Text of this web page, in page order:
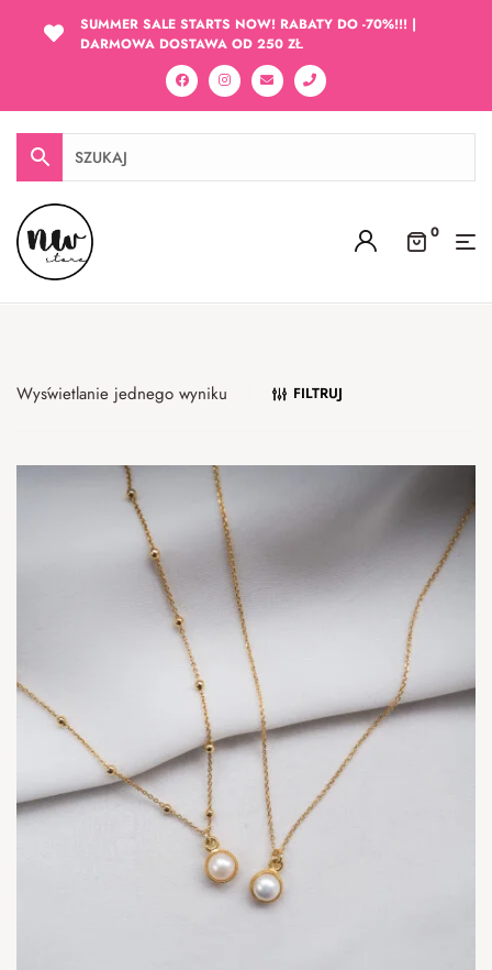
SUMMER SALE STARTS NOW! RABATY DO -70%!!! |
DARMOWA DOSTAWA OD 250 ZŁ
0
Wyświetlanie jednego wyniku FILTRUJ